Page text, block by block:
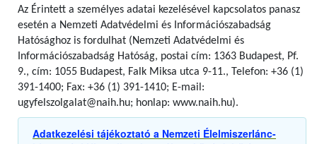
Az Érintett a személyes adatai kezelésével kapcsolatos panasz
esetén a Nemzeti Adatvédelmi és Információszabadság
Hatósághoz is fordulhat (Nemzeti Adatvédelmi és
Információszabadság Hatóság, postai cím: 1363 Budapest, Pf.
9., cím: 1055 Budapest, Falk Miksa utca 9-11., Telefon: +36 (1)
391-1400; Fax: +36 (1) 391-1410; E-mail:
ugyfelszolgalat@naih.hu; honlap: www.naih.hu).
Adatkezelési tájékoztató a Nemzeti Élelmiszerlánc-